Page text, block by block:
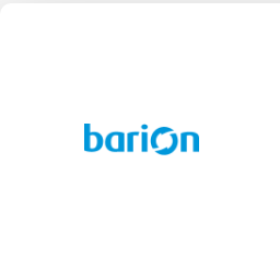
EU Licensed &